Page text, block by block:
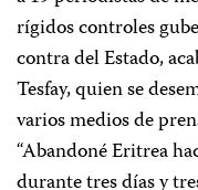
rígidos controles
contra del Estado,
Tesfay, quien se
varios medios de
“Abandoné Eritrea
durante tres días y